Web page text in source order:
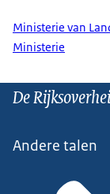
Ministerie van
Ministerie
De
Andere talen